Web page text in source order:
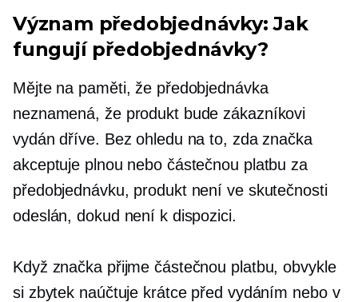
Význam předobjednávky: Jak
fungují předobjednávky?
Mějte na paměti, že předobjednávka
neznamená, že produkt bude zákazníkovi
vydán dříve. Bez ohledu na to, zda značka
akceptuje plnou nebo částečnou platbu za
předobjednávku, produkt není ve skutečnosti
odeslán, dokud není k dispozici.
Když značka přijme částečnou platbu, obvykle
si zbytek naúčtuje krátce před vydáním nebo v